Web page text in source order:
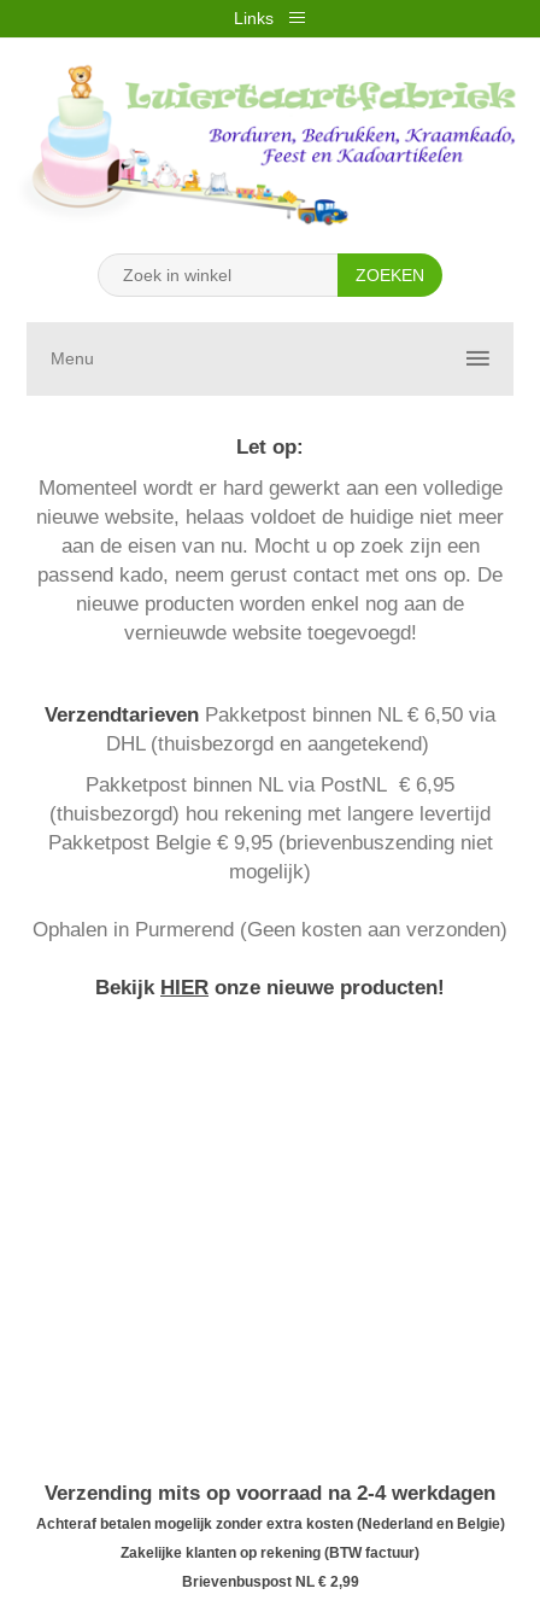
Links
REGISTREREN
WINKELWAGEN (0)
Menu
Let op:
Momenteel wordt er hard gewerkt aan een volledige
nieuwe website, helaas voldoet de huidige niet meer
aan de eisen van nu. Mocht u op zoek zijn een
passend kado, neem gerust contact met ons op. De
nieuwe producten worden enkel nog aan de
vernieuwde website toegevoegd!
Verzendtarieven Pakketpost binnen NL € 6,50 via
DHL (thuisbezorgd en aangetekend)
Pakketpost binnen NL via PostNL € 6,95
(thuisbezorgd) hou rekening met langere levertijd
Pakketpost Belgie € 9,95 (brievenbuszending niet
mogelijk)
Ophalen in Purmerend (Geen kosten aan verzonden)
Bekijk HIER onze nieuwe producten!
Verzending mits op voorraad na 2-4 werkdagen
Achteraf betalen mogelijk zonder extra kosten (Nederland en Belgie)
Zakelijke klanten op rekening (BTW factuur)
Brievenbuspost NL € 2,99